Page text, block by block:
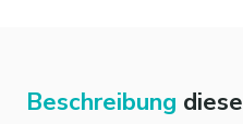
Beschreibung